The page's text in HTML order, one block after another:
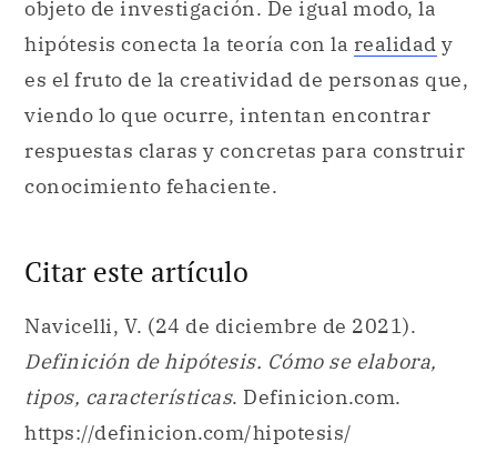
objeto de investigación. De igual modo, la
hipótesis conecta la teoría con la realidad y
es el fruto de la creatividad de personas que,
viendo lo que ocurre, intentan encontrar
respuestas claras y concretas para construir
conocimiento fehaciente.
Citar este artículo
Navicelli, V. (24 de diciembre de 2021).
Definición de hipótesis. Cómo se elabora,
tipos, características. Definicion.com.
https://definicion.com/hipotesis/